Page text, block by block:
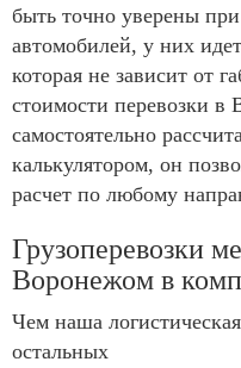
быть точно уверены при
автомобилей, у них
которая не зависит от
стоимости перевозки
самостоятельно
калькулятором, он
расчет по любому
Грузоперевозки
Воронежом в
Чем наша
остальных